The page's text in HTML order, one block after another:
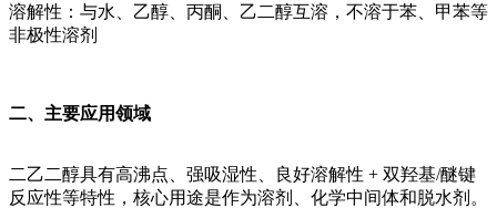
溶解性：与水、乙醇、丙酮、乙二醇互溶，不溶于苯、甲苯等
非极性溶剂
二、主要应用领域
二乙二醇具有高沸点、强吸湿性、良好溶解性 + 双羟基/醚键
反应性等特性，核心用途是作为溶剂、化学中间体和脱水剂。